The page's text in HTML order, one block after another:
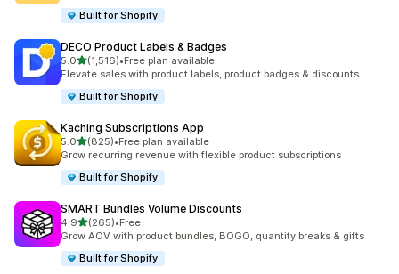
Built for Shopify
DECO Product Labels & Badges
5.0별 5개 중
(1,516)
총 리뷰 1516개
•Free plan available
Elevate sales with product labels, product badges & discounts
Built for Shopify
Kaching Subscriptions App
5.0별 5개 중
(825)
총 리뷰 825개
•Free plan available
Grow recurring revenue with flexible product subscriptions
Built for Shopify
SMART Bundles Volume Discounts
4.9별 5개 중
(265)
총 리뷰 265개
•Free
Grow AOV with product bundles, BOGO, quantity breaks & gifts
Built for Shopify